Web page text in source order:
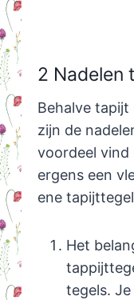
2 Nadelen
Behalve
zijn de
voordeel vind
ergens een
ene
Het
tegels.